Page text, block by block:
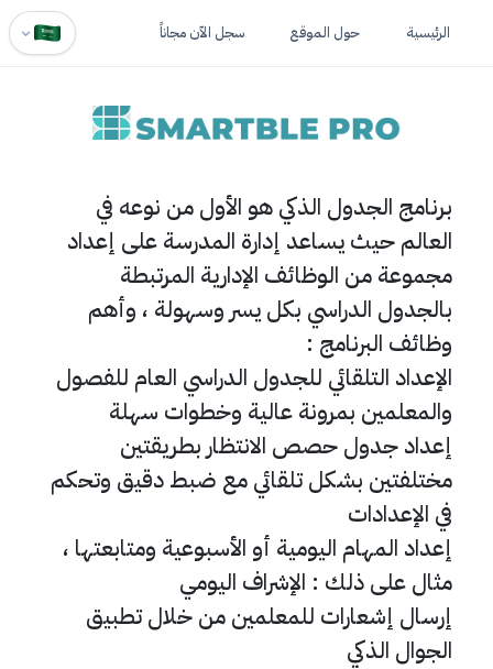
الرئيسية حول الموقع سجل الآن مجاناً
برنامج الجدول الذكي هو الأول من نوعه في
العالم حيث يساعد إدارة المدرسة على إعداد
مجموعة من الوظائف الإدارية المرتبطة
بالجدول الدراسي بكل يسر وسهولة ، وأهم
وظائف البرنامج :
الإعداد التلقائي للجدول الدراسي العام للفصول
والمعلمين بمرونة عالية وخطوات سهلة
إعداد جدول حصص الانتظار بطريقتين
مختلفتين بشكل تلقائي مع ضبط دقيق وتحكم
في الإعدادات
إعداد المهام اليومية أو الأسبوعية ومتابعتها ،
مثال على ذلك : الإشراف اليومي
إرسال إشعارات للمعلمين من خلال تطبيق
الجوال الذكي